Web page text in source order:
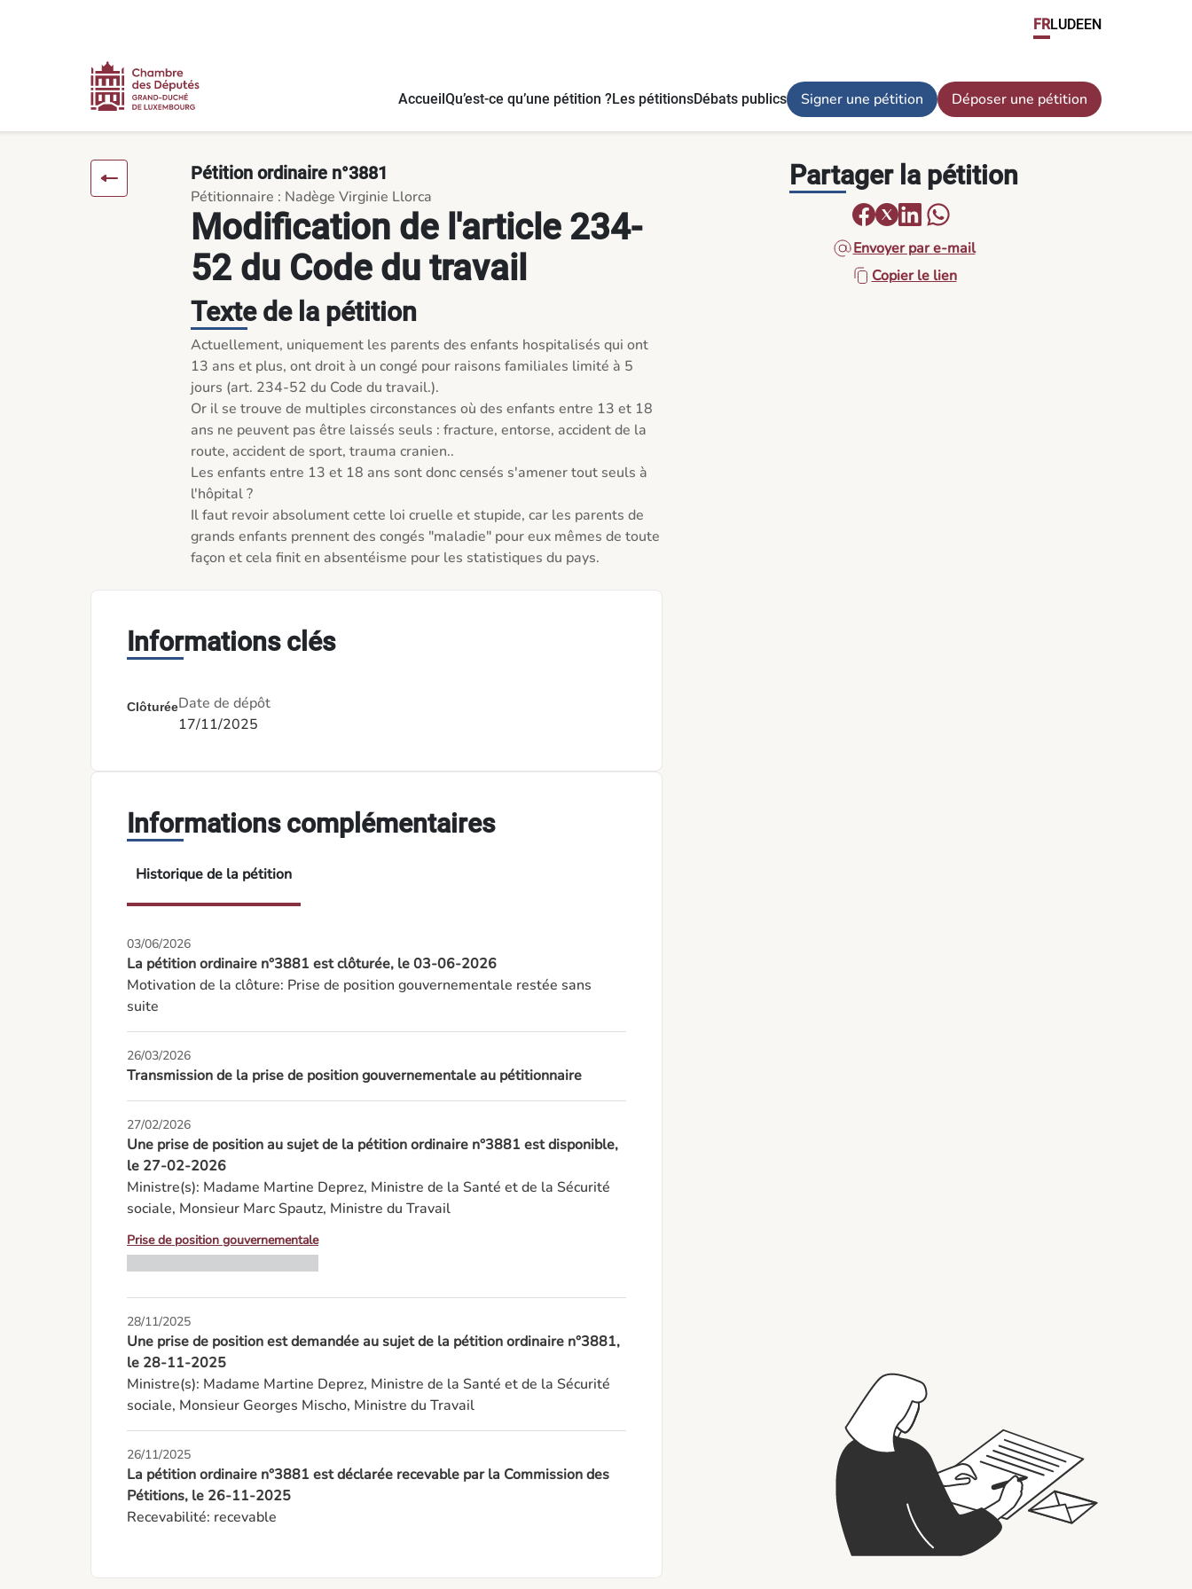
FRLUDEEN
AccueilQu’est-ce qu’une pétition ?Les pétitionsDébats publics Signer une pétition Déposer une pétition
Modification de l'article 234-
52 du Code du travail
Pétition ordinaire n°3881
Pétitionnaire : Nadège Virginie Llorca
Texte de la pétition
Actuellement, uniquement les parents des enfants hospitalisés qui ont
13 ans et plus, ont droit à un congé pour raisons familiales limité à 5
jours (art. 234-52 du Code du travail.).
Or il se trouve de multiples circonstances où des enfants entre 13 et 18
ans ne peuvent pas être laissés seuls : fracture, entorse, accident de la
route, accident de sport, trauma cranien..
Les enfants entre 13 et 18 ans sont donc censés s'amener tout seuls à
l'hôpital ?
Il faut revoir absolument cette loi cruelle et stupide, car les parents de
grands enfants prennent des congés "maladie" pour eux mêmes de toute
façon et cela finit en absentéisme pour les statistiques du pays.
Informations clés
ClôturéeDate de dépôt
17/11/2025
Informations complémentaires
Historique de la pétition
03/06/2026
La pétition ordinaire n°3881 est clôturée, le 03-06-2026
Motivation de la clôture: Prise de position gouvernementale restée sans
suite
26/03/2026
Transmission de la prise de position gouvernementale au pétitionnaire
27/02/2026
Une prise de position au sujet de la pétition ordinaire n°3881 est disponible,
le 27-02-2026
Ministre(s): Madame Martine Deprez, Ministre de la Santé et de la Sécurité
sociale, Monsieur Marc Spautz, Ministre du Travail
Prise de position gouvernementale
28/11/2025
Une prise de position est demandée au sujet de la pétition ordinaire n°3881,
le 28-11-2025
Ministre(s): Madame Martine Deprez, Ministre de la Santé et de la Sécurité
sociale, Monsieur Georges Mischo, Ministre du Travail
26/11/2025
La pétition ordinaire n°3881 est déclarée recevable par la Commission des
Pétitions, le 26-11-2025
Recevabilité: recevable
Partager la pétition
Envoyer par e-mail
Copier le lien